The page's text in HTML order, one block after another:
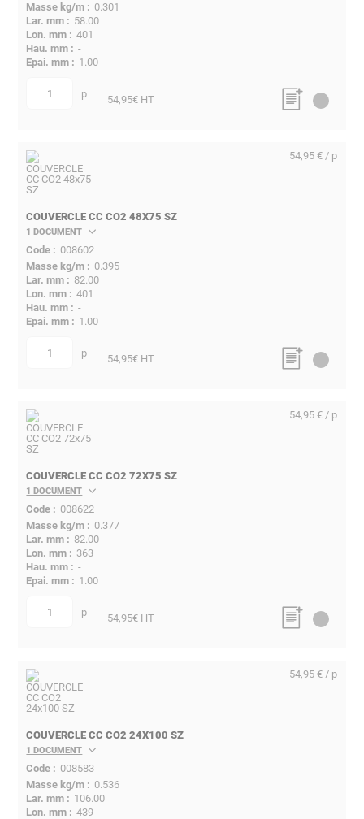
0.301
58.00
401
-
1.00
quantité p 54,95€ HT
COUVERCLE CC CO2 48X75 SZ
1 DOCUMENT
008602
0.395
82.00
401
-
1.00
quantité p
54,95 € / p
54,95€ HT
COUVERCLE CC CO2 72X75 SZ
1 DOCUMENT
008622
0.377
82.00
363
-
1.00
quantité p
54,95 € / p
54,95€ HT
COUVERCLE CC CO2 24X100 SZ
1 DOCUMENT
008583
0.536
106.00
439
54,95 € / p